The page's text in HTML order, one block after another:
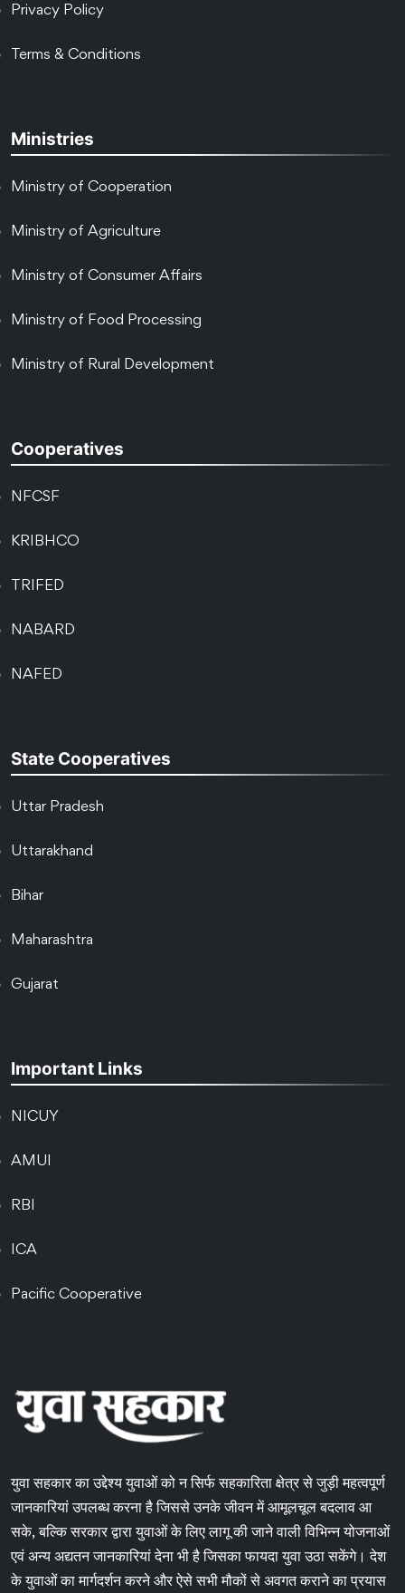
Privacy Policy
Terms & Conditions
Ministries
Ministry of Cooperation
Ministry of Agriculture
Ministry of Consumer Affairs
Ministry of Food Processing
Ministry of Rural Development
Cooperatives
NFCSF
KRIBHCO
TRIFED
NABARD
NAFED
State Cooperatives
Uttar Pradesh
Uttarakhand
Bihar
Maharashtra
Gujarat
Important Links
NICUY
AMUI
RBI
ICA
Pacific Cooperative
युवा सहकार का उद्देश्य युवाओं को न सिर्फ सहकारिता क्षेत्र से जुड़ी महत्वपूर्ण
जानकारियां उपलब्ध करना है जिससे उनके जीवन में आमूलचूल बदलाव आ
सके, बल्कि सरकार द्वारा युवाओं के लिए लागू की जाने वाली विभिन्न योजनाओं
एवं अन्य अद्यतन जानकारियां देना भी है जिसका फायदा युवा उठा सकेंगे। देश
के युवाओं का मार्गदर्शन करने और ऐसे सभी मौकों से अवगत कराने का प्रयास